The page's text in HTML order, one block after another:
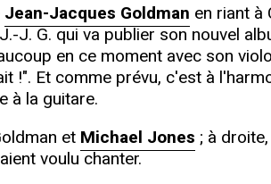
Jean-Jacques Goldman en riant à
J. G. qui va publier son nouvel
en ce moment avec son
!". Et comme prévu, c'est à
à la guitare.
et Michael Jones ; à droite,
voulu chanter.